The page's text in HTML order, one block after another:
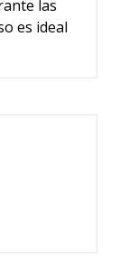
las
es ideal